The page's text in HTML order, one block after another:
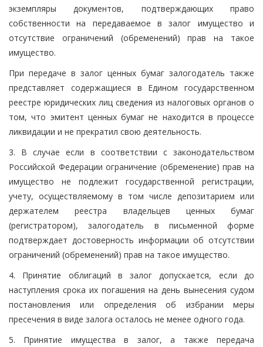
экземпляры документов, подтверждающих право
собственности на передаваемое в залог имущество и
отсутствие ограничений (обременений) прав на такое
имущество.
При передаче в залог ценных бумаг залогодатель также
представляет содержащиеся в Едином государственном
реестре юридических лиц сведения из налоговых органов о
том, что эмитент ценных бумаг не находится в процессе
ликвидации и не прекратил свою деятельность.
3. В случае если в соответствии с законодательством
Российской Федерации ограничение (обременение) прав на
имущество не подлежит государственной регистрации,
учету, осуществляемому в том числе депозитарием или
держателем реестра владельцев ценных бумаг
(регистратором), залогодатель в письменной форме
подтверждает достоверность информации об отсутствии
ограничений (обременений) прав на такое имущество.
4. Принятие облигаций в залог допускается, если до
наступления срока их погашения на день вынесения судом
постановления или определения об избрании меры
пресечения в виде залога осталось не менее одного года.
5. Принятие имущества в залог, а также передача